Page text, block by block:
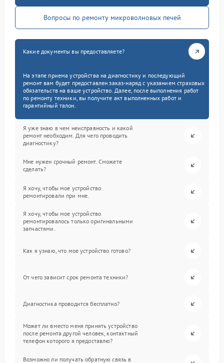
Вопросы по ремонту микроволновых печей
Какие документы вы предоставляете?
На этапе приема устройства на диагностику и последующий
ремонт вам будет предоставлен заказ-наряд с указанием страховых
обязательств на ваше устройство. Далее, после выполнения работ
по ремонту техники, вы получите акт выполненных работ и
гарантийный талон.
Я уже знаю в чем неисправность и какой
ремонт необходим. Для чего проводить
диагностику?
Мне нужен срочный ремонт. Сможете
сделать?
Я хочу, чтобы мое устройство
ремонтировали при мне.
Я хочу, чтобы мое устройство
ремонтировалось только оригинальными
запчастями.
Как я узнаю, что мое устройство готово?
От чего зависит срок ремонта техники?
Диагностика проводится бесплатно?
Может ли вместо меня принять устройство
после ремонта другой человек, контактный
телефон которого я предоставлю?
Возможно ли получать обратную связь в